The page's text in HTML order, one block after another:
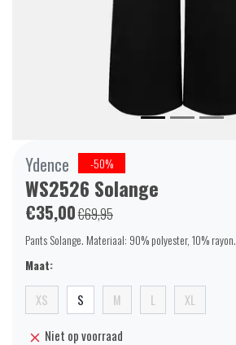
Ydence -50%
WS2526 Solange
€35,00€69,95
Pants Solange. Materiaal: 90% polyester, 10% rayon.
Maat:
XS S M L XL
Niet op voorraad